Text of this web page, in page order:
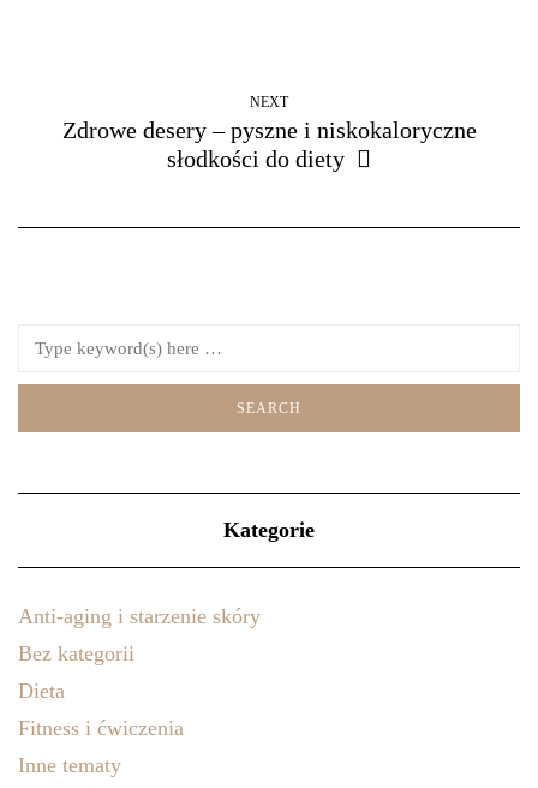
NEXT
Zdrowe desery – pyszne i niskokaloryczne
słodkości do diety
Kategorie
Anti-aging i starzenie skóry
Bez kategorii
Dieta
Fitness i ćwiczenia
Inne tematy